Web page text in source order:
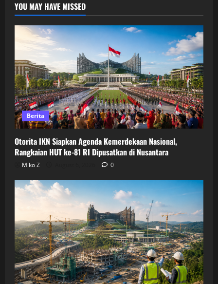
YOU MAY HAVE MISSED
Berita
Otorita IKN Siapkan Agenda Kemerdekaan Nasional,
Rangkaian HUT ke-81 RI Dipusatkan di Nusantara
Miko Z 0